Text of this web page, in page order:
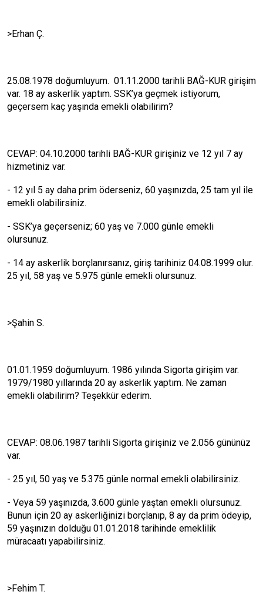
>Erhan Ç.
25.08.1978 doğumluyum. 01.11.2000 tarihli BAĞ-KUR girişim
var. 18 ay askerlik yaptım. SSK’ya geçmek istiyorum,
geçersem kaç yaşında emekli olabilirim?
CEVAP: 04.10.2000 tarihli BAĞ-KUR girişiniz ve 12 yıl 7 ay
hizmetiniz var.
- 12 yıl 5 ay daha prim öderseniz, 60 yaşınızda, 25 tam yıl ile
emekli olabilirsiniz.
- SSK’ya geçerseniz; 60 yaş ve 7.000 günle emekli
olursunuz.
- 14 ay askerlik borçlanırsanız, giriş tarihiniz 04.08.1999 olur.
25 yıl, 58 yaş ve 5.975 günle emekli olursunuz.
>Şahin S.
01.01.1959 doğumluyum. 1986 yılında Sigorta girişim var.
1979/1980 yıllarında 20 ay askerlik yaptım. Ne zaman
emekli olabilirim? Teşekkür ederim.
CEVAP: 08.06.1987 tarihli Sigorta girişiniz ve 2.056 gününüz
var.
- 25 yıl, 50 yaş ve 5.375 günle normal emekli olabilirsiniz.
- Veya 59 yaşınızda, 3.600 günle yaştan emekli olursunuz.
Bunun için 20 ay askerliğinizi borçlanıp, 8 ay da prim ödeyip,
59 yaşınızın dolduğu 01.01.2018 tarihinde emeklilik
müracaatı yapabilirsiniz.
>Fehim T.